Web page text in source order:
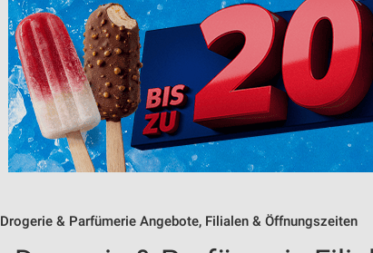
Drogerie & Parfümerie Angebote, Filialen & Öffnungszeiten